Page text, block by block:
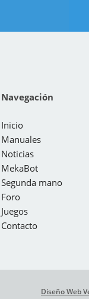
Navegación
Inicio
Manuales
Noticias
MekaBot
Segunda mano
Foro
Juegos
Contacto
Diseño Web